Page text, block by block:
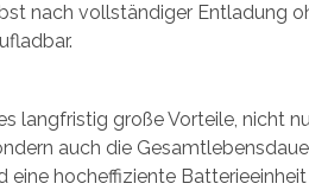
nach vollständiger Entladung
langfristig große Vorteile, nicht
auch die
eine hocheffiziente